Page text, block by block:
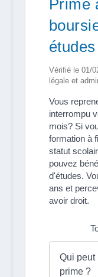
Prime
Vérifié le 01/
légale et
Vous
interrompu
mois? Si
formation à
statut
pouvez
d'études.
ans et
avoir droit.
Qui peut
prime ?